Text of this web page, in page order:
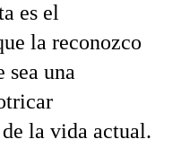
es el
la reconozco
sea una
la vida actual.